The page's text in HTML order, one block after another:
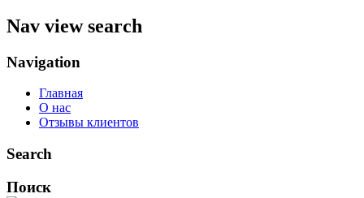
Nav view search
Navigation
Главная
О нас
Отзывы клиентов
Search
Поиск